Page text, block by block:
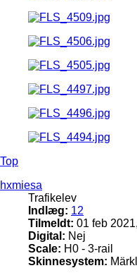
Top
hxmiesa
Trafikelev
Indlæg: 12
Tilmeldt: 01 feb
Digital: Nej
Scale: H0 - 3-rail
Skinnesystem: